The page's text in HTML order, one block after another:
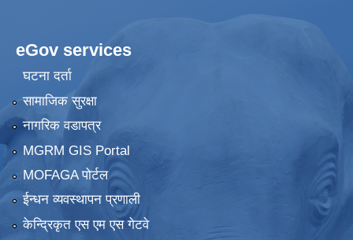
eGov services
घटना दर्ता
सामाजिक सुरक्षा
नागरिक वडापत्र
MGRM GIS Portal
MOFAGA पोर्टल
ईन्धन व्यवस्थापन प्रणाली
केन्द्रिकृत एस एम एस गेटवे